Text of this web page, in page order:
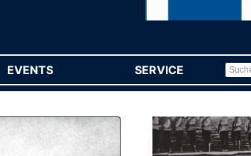
EVENTS SERVICE (CURRENT)